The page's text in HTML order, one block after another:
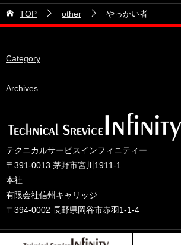
2026年5月
2026年4月
2026年2月
2025年11月
2025年9月
2025年7月
2025年6月
2025年5月
21号車
28号車
ORC
other
PLUS ONEオイル
TOP other やっかい者
Category
Archives
テクニカルサービスインフィニティー
〒391-0013 茅野市宮川1911-1
本社
有限会社信州キャリッジ
〒394-0002 長野県岡谷市赤羽1-1-4